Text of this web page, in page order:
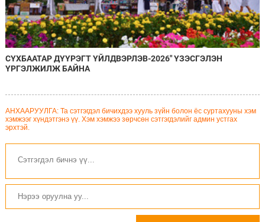
СҮХБААТАР ДҮҮРЭГТ ҮЙЛДВЭРЛЭВ-2026" ҮЗЭСГЭЛЭН
ҮРГЭЛЖИЛЖ БАЙНА
АНХААРУУЛГА: Та сэтгэгдэл бичихдээ хууль зүйн болон ёс суртахууны хэм
хэмжээг хүндэтгэнэ үү. Хэм хэмжээ зөрчсөн сэтгэгдэлийг админ устгах
эрхтэй.